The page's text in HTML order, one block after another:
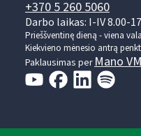
+370 5 260 5060
Darbo laikas: I-IV 8.00-
Prieššventinę dieną - viena
Kiekvieno mėnesio antrą
Paklausimas per Mano